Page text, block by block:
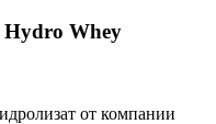
Whey
от компании